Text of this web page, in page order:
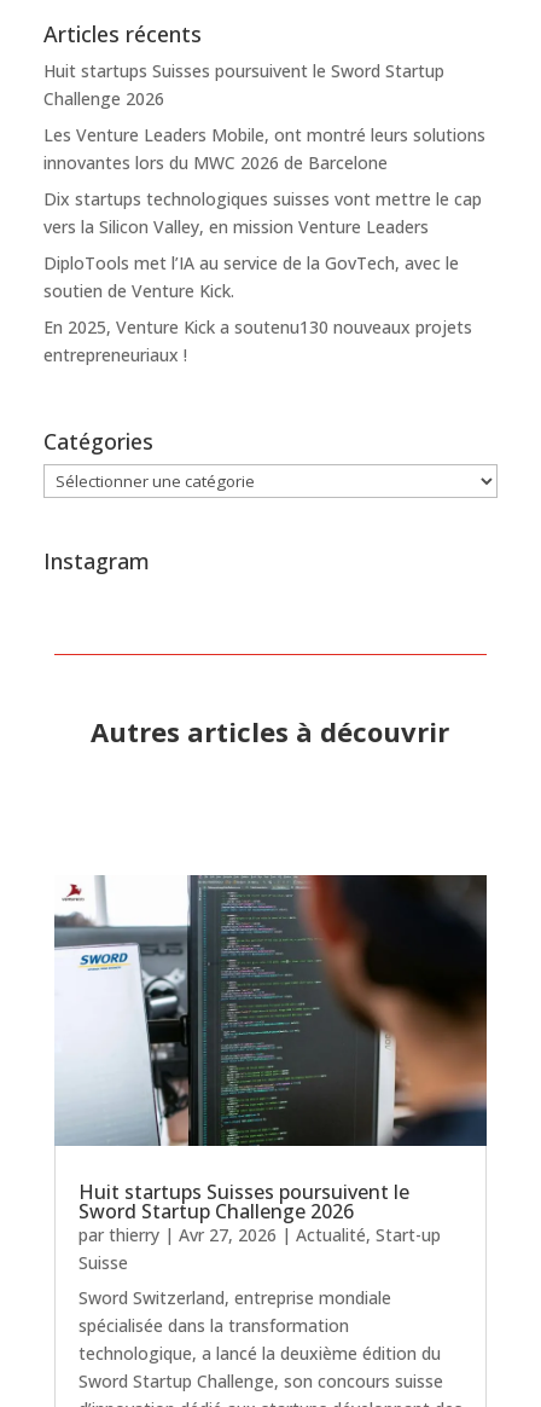
Articles récents
Huit startups Suisses poursuivent le Sword Startup
Challenge 2026
Les Venture Leaders Mobile, ont montré leurs solutions
innovantes lors du MWC 2026 de Barcelone
Dix startups technologiques suisses vont mettre le cap
vers la Silicon Valley, en mission Venture Leaders
DiploTools met l’IA au service de la GovTech, avec le
soutien de Venture Kick.
En 2025, Venture Kick a soutenu130 nouveaux projets
entrepreneuriaux !
Catégories
Catégories
Instagram
Autres articles à découvrir
Huit startups Suisses poursuivent le
Sword Startup Challenge 2026
par thierry| Avr 27, 2026 | Actualité, Start-up
Suisse
Sword Switzerland, entreprise mondiale
spécialisée dans la transformation
technologique, a lancé la deuxième édition du
Sword Startup Challenge, son concours suisse